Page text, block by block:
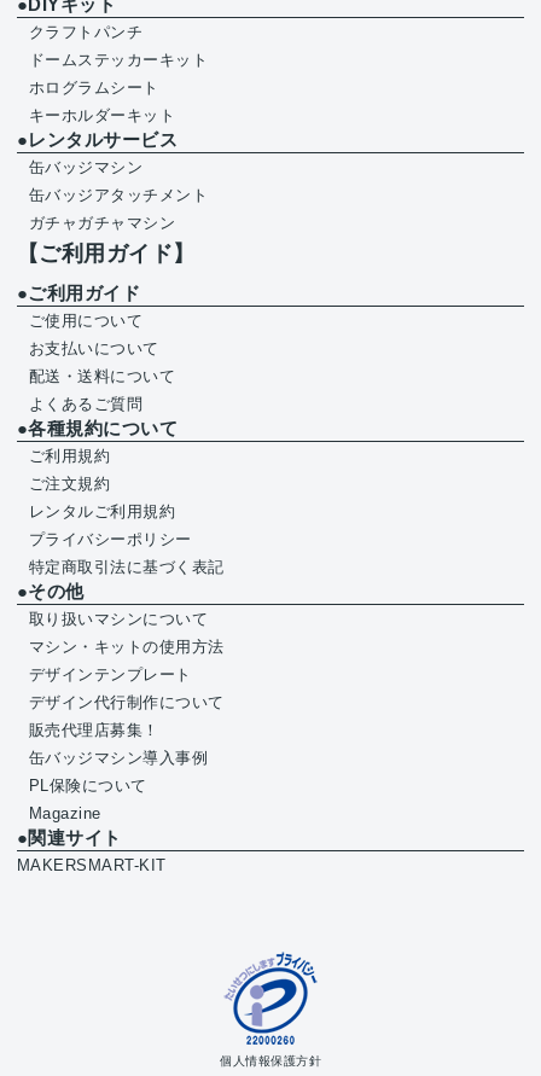
クラフトパンチ
ドームステッカーキット
ホログラムシート
キーホルダーキット
●レンタルサービス
缶バッジマシン
缶バッジアタッチメント
ガチャガチャマシン
【ご利用ガイド】
●ご利用ガイド
ご使用について
お支払いについて
配送・送料について
よくあるご質問
●各種規約について
ご利用規約
ご注文規約
レンタルご利用規約
プライバシーポリシー
特定商取引法に基づく表記
●その他
取り扱いマシンについて
マシン・キットの使用方法
デザインテンプレート
デザイン代行制作について
販売代理店募集！
缶バッジマシン導入事例
PL保険について
Magazine
●関連サイト
MAKERSMART-KIT
個人情報保護方針